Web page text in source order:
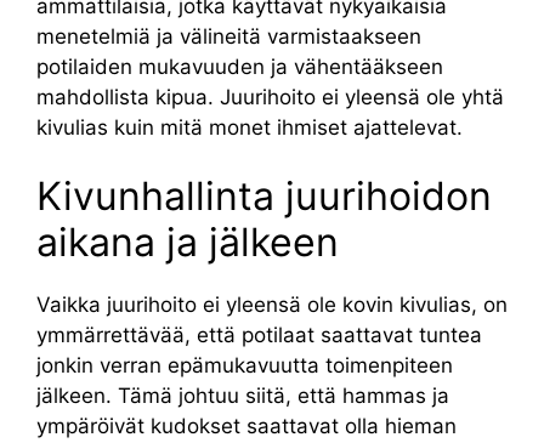
ammattilaisia, jotka käyttävät nykyaikaisia
menetelmiä ja välineitä varmistaakseen
potilaiden mukavuuden ja vähentääkseen
mahdollista kipua. Juurihoito ei yleensä ole yhtä
kivulias kuin mitä monet ihmiset ajattelevat.
Kivunhallinta juurihoidon
aikana ja jälkeen
Vaikka juurihoito ei yleensä ole kovin kivulias, on
ymmärrettävää, että potilaat saattavat tuntea
jonkin verran epämukavuutta toimenpiteen
jälkeen. Tämä johtuu siitä, että hammas ja
ympäröivät kudokset saattavat olla hieman